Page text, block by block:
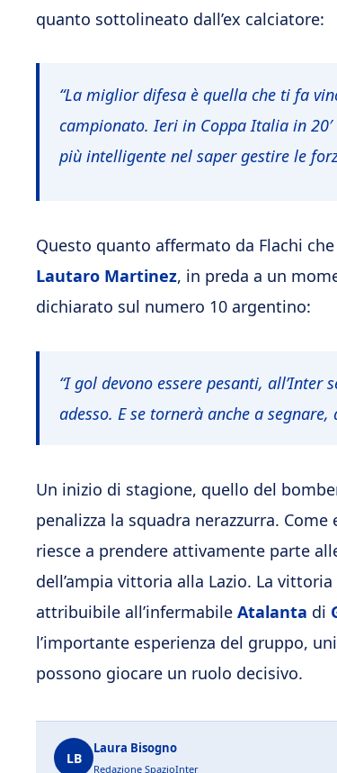
quanto sottolineato dall’ex calciatore:
“La miglior difesa è quella che ti fa
campionato. Ieri in Coppa Italia in
più intelligente nel saper gestire le
Questo quanto affermato da Flachi
Lautaro Martinez, in preda a un
dichiarato sul numero 10 argentino:
“I gol devono essere pesanti,
adesso. E se tornerà anche a
Un inizio di stagione, quello del
penalizza la squadra nerazzurra.
riesce a prendere attivamente parte
dell’ampia vittoria alla Lazio. La
attribuibile all’infermabile Atalanta di
l’importante esperienza del gruppo,
possono giocare un ruolo decisivo.
LB
Laura Bisogno
Redazione SpazioInter